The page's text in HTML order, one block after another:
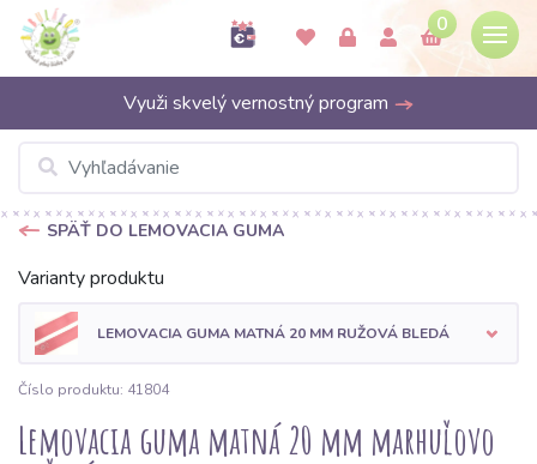
0
Využi skvelý vernostný program
SPÄŤ DO LEMOVACIA GUMA
Varianty produktu
LEMOVACIA GUMA MATNÁ 20 MM RUŽOVÁ BLEDÁ
Číslo produktu: 41804
Lemovacia guma matná 20 mm marhuľovo